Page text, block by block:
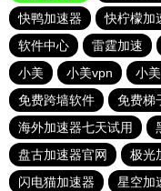
快鸭加速器
快柠檬加
软件中心
雷霆加速
小美
小美vpn 小
免费跨墙软件
免费梯
海外加速器七天试用
盘古加速器官网
极光
闪电猫加速器
星空加